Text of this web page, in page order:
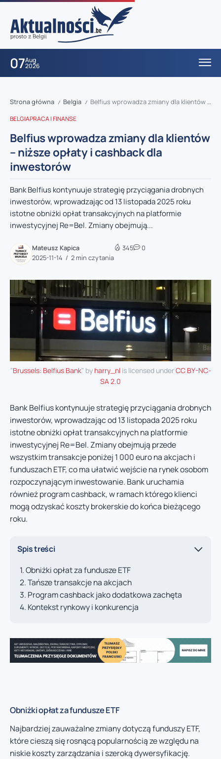
07Aug
2026
Strona główna / Belgia / Belfius wprowadza zmiany dla klientów – niższe opłaty i cashback dla inwestorów
BELGIAPRACA I FINANSE
Belfius wprowadza zmiany dla klientów
– niższe opłaty i cashback dla
inwestorów
Bank Belfius kontynuuje strategię przyciągania drobnych
inwestorów, wprowadzając od 13 listopada 2025 roku
istotne obniżki opłat transakcyjnych na platformie
inwestycyjnej Re=Bel. Zmiany obejmują...
Mateusz Kapica
2025-11-14
2 min czytania
345 0
"Brussels: Belfius Bank" by harry_nlis licensed underCC BY-NC-
SA 2.0
Bank Belfius kontynuuje strategię przyciągania drobnych
inwestorów, wprowadzając od 13 listopada 2025 roku
istotne obniżki opłat transakcyjnych na platformie
inwestycyjnej Re=Bel. Zmiany obejmują przede
wszystkim transakcje poniżej 1 000 euro na akcjach i
funduszach ETF, co ma ułatwić wejście na rynek osobom
rozpoczynającym inwestowanie. Bank uruchamia
również program cashback, w ramach którego klienci
mogą odzyskać koszty brokerskie do końca bieżącego
roku.
Spis treści
Obniżki opłat za fundusze ETF
Tańsze transakcje na akcjach
Program cashback jako dodatkowa zachęta
Kontekst rynkowy i konkurencja
Obniżki opłat za fundusze ETF
Najbardziej zauważalne zmiany dotyczą funduszy ETF,
które cieszą się rosnącą popularnością ze względu na
niskie koszty zarządzania i szeroką dywersyfikację.